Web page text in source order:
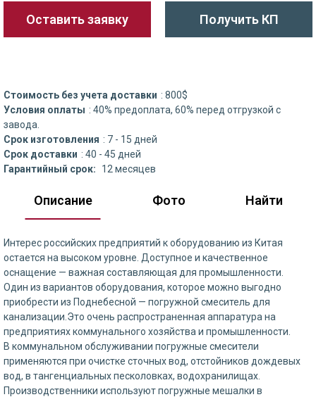
Оставить заявку Получить КП
Стоимость без учета доставки : 800$
Условия оплаты : 40% предоплата, 60% перед отгрузкой с
завода.
Срок изготовления : 7 - 15 дней
Срок доставки : 40 - 45 дней
Гарантийный срок:
12 месяцев
Описание Фото Найти
Интерес российских предприятий к оборудованию из Китая
остается на высоком уровне. Доступное и качественное
оснащение — важная составляющая для промышленности.
Один из вариантов оборудования, которое можно выгодно
приобрести из Поднебесной — погружной смеситель для
канализации.Это очень распространенная аппаратура на
предприятиях коммунального хозяйства и промышленности.
В коммунальном обслуживании погружные смесители
применяются при очистке сточных вод, отстойников дождевых
вод, в тангенциальных песколовках, водохранилищах.
Производственники используют погружные мешалки в